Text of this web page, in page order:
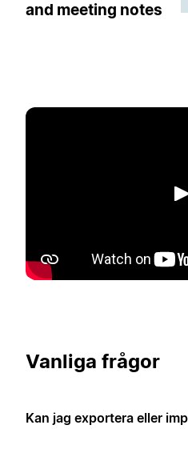
and meeting notes
Vanliga frågor
Kan jag exportera eller